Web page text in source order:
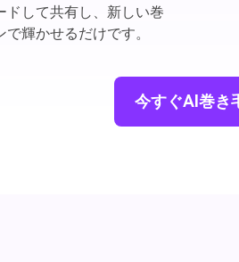
ドして共有し、新しい巻
輝かせるだけです。
今すぐAI巻き